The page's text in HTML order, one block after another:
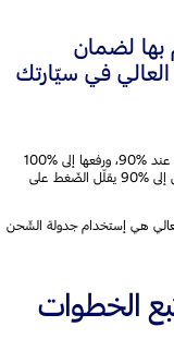
بها لضمان
في سيّارتك
للإستخدام اليومي، يُنصح بالحفاظ على مستوى شحن البطّاريّة عند %90، ورفعها إلى %100
فقط عند التّخطيط للرّحلات الطّويلة. الحدّ من مستوى الشّحن إلى %90 يقلّل الضّغط على
هي إستخدام جدولة الشّحن
الخطوات